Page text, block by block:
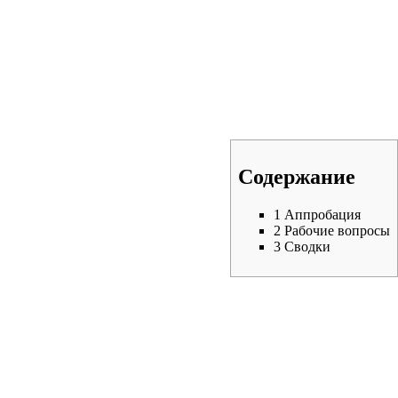
Содержание
1 Аппробация
2 Рабочие вопросы
3 Сводки